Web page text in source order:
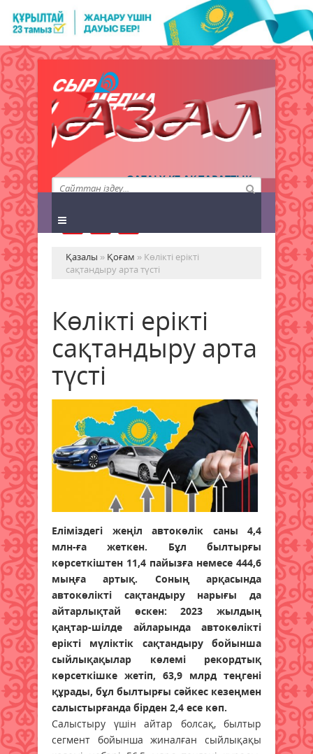
QAZALY.KZ АҚПАРАТТЫҚ
АГЕНТТІГІ
Қазалы » Қоғам » Көлікті ерікті
сақтандыру арта түсті
Көлікті ерікті
сақтандыру арта
түсті
Еліміздегі жеңіл автокөлік саны 4,4
млн-ға жеткен. Бұл был­тырғы
көрсеткіштен 11,4 пайызға немесе 444,6
мыңға артық. Соның арқасында
автокөлікті сақтандыру нарығы да
айтар­лықтай өскен: 2023 жылдың
қаңтар-шілде айларында автокө­лікті
ерікті мүліктік сақтандыру бойынша
сыйлықақылар көлемі рекордтық
көрсеткішке жетіп, 63,9 млрд теңгені
құрады, бұл былтырғы сәйкес кезеңмен
салыстырғанда бірден 2,4 есе көп.
Салыстыру үшін айтар бол­сақ, былтыр
сегмент бойынша жи­налған сыйлықақы